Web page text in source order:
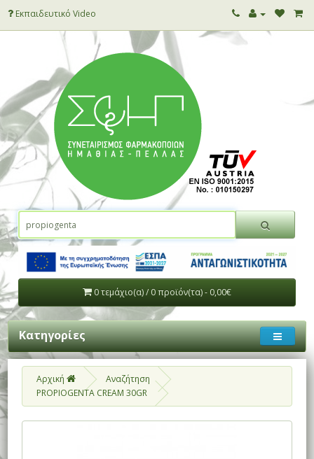
Εκπαιδευτικό Video
0 τεμάχιο(α) / 0 προϊόν(τα) - 0,00€
Κατηγορίες
Αρχική
Αναζήτηση
PROPIOGENTA CREAM 30GR